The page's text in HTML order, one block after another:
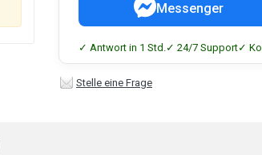
Messenger
✓ Antwort in 1 Std.✓ 24/7 Support✓
Stelle eine Frage